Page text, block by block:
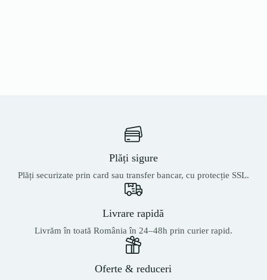
Plăți sigure
Plăți securizate prin card sau transfer bancar, cu protecție SSL.
Livrare rapidă
Livrăm în toată România în 24–48h prin curier rapid.
Oferte & reduceri